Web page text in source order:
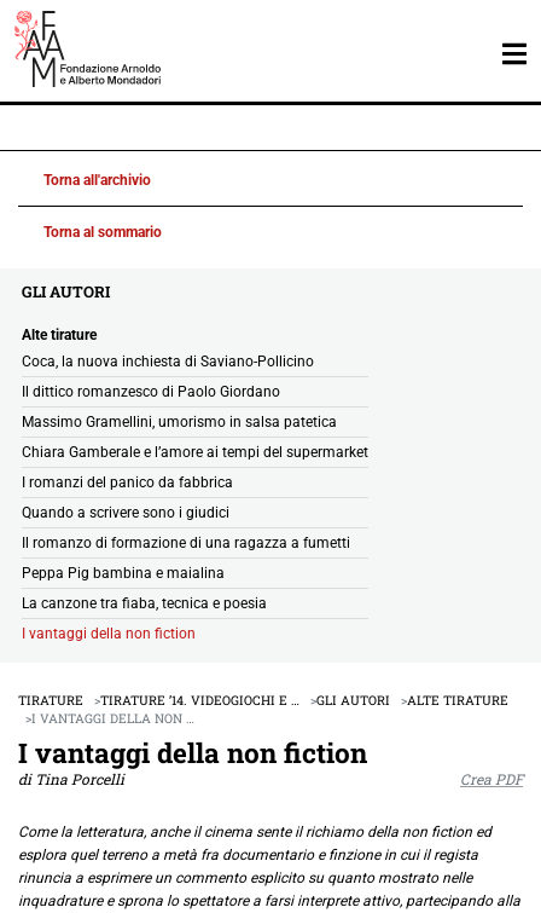
Torna all'archivio
Torna al sommario
GLI AUTORI
Alte tirature
Coca, la nuova inchiesta di Saviano-Pollicino
Il dittico romanzesco di Paolo Giordano
Massimo Gramellini, umorismo in salsa patetica
Chiara Gamberale e l’amore ai tempi del supermarket
I romanzi del panico da fabbrica
Quando a scrivere sono i giudici
Il romanzo di formazione di una ragazza a fumetti
Peppa Pig bambina e maialina
La canzone tra fiaba, tecnica e poesia
I vantaggi della non fiction
TIRATURE TIRATURE ’14. VIDEOGIOCHI E … GLI AUTORI
ALTE TIRATURE
I VANTAGGI DELLA NON …
I vantaggi della non fiction
di Tina Porcelli Crea PDF
Come la letteratura, anche il cinema sente il richiamo della non fiction ed
esplora quel terreno a metà fra documentario e finzione in cui il regista
rinuncia a esprimere un commento esplicito su quanto mostrato nelle
inquadrature e sprona lo spettatore a farsi interprete attivo, partecipando alla